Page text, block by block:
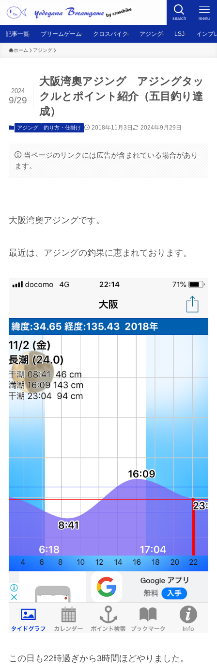
search menu
記事一覧 ブリームゲーム クロスバイク アジング LSJ インプ
ホーム アジング
大阪湾奧アジング アジングタッ
クルとポイント紹介（五目釣り達
成）
2024
9/29
アジング 釣り方・仕掛け 2018年11月3日 2024年9月29日
当ページのリンクには広告が含まれている場合があり
ます。
大阪湾奧アジングです。
最近は、アジングの釣果に恵まれております。
この日も22時過ぎから3時間ほどやりました。